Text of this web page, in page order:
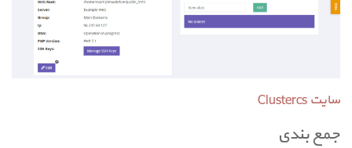
سایت Clustercs
جمع بندی